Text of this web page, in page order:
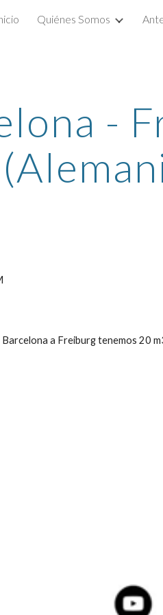
Skip to main
Quiénes Somos
-
a Freiburg tenemos 20